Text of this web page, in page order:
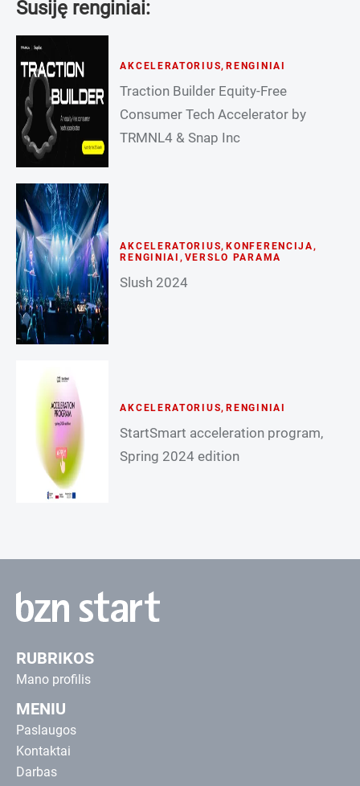
Susiję renginiai:
AKCELERATORIUS, RENGINIAI
Traction Builder Equity-Free
Consumer Tech Accelerator by
TRMNL4 & Snap Inc
AKCELERATORIUS, KONFERENCIJA,
RENGINIAI , VERSLO PARAMA
Slush 2024
AKCELERATORIUS, RENGINIAI
StartSmart acceleration program,
Spring 2024 edition
RUBRIKOS
Mano profilis
MENIU
Paslaugos
Kontaktai
Darbas